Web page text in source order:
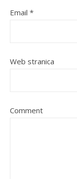
Email *
Web stranica
Comment